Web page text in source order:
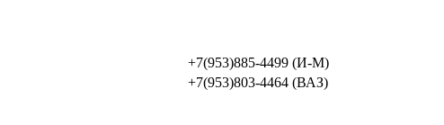
+7(953)885-4499 (И-М)
+7(953)803-4464 (ВАЗ)